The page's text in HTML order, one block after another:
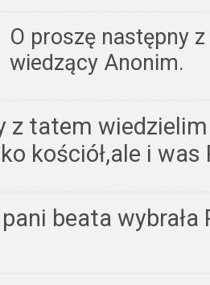
O proszę następny
wiedzący Anonim.
z tatem
kościół,ale i was
beata wybrała